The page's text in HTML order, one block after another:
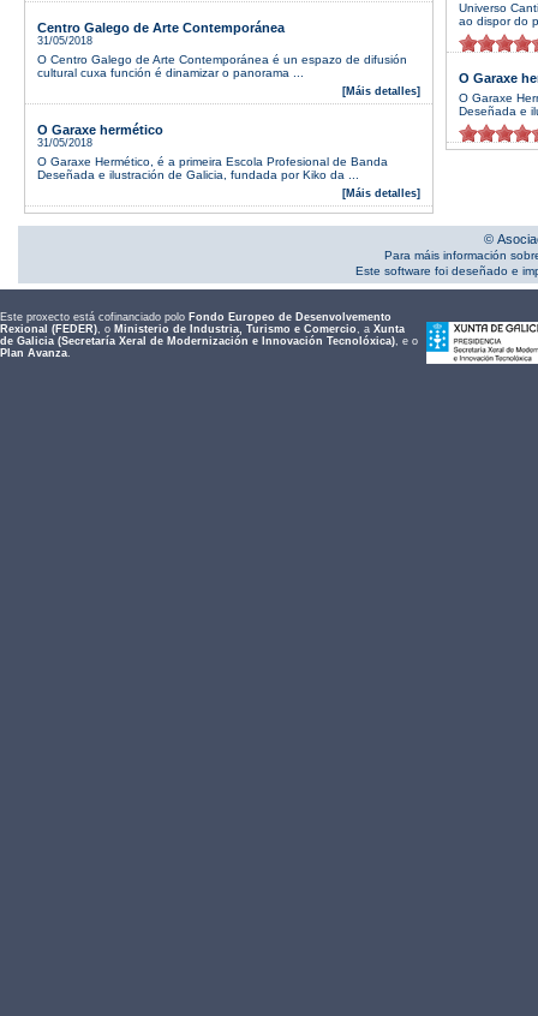
Centro Galego de Arte Contemporánea
31/05/2018
O Centro Galego de Arte Contemporánea é un espazo de difusión
cultural cuxa función é dinamizar o panorama ...
[Máis detalles]
O Garaxe hermético
31/05/2018
O Garaxe Hermético, é a primeira Escola Profesional de Banda
Deseñada e ilustración de Galicia, fundada por Kiko da ...
[Máis detalles]
Universo
ao dispor do
O Garaxe
O Garaxe
Deseñada e
©
Para máis información
Este software foi deseñado e
Este proxecto está cofinanciado polo Fondo Europeo de Desenvolvemento
Rexional (FEDER), o Ministerio de Industria, Turismo e Comercio, a Xunta
de Galicia (Secretaría Xeral de Modernización e Innovación Tecnolóxica), e o
Plan Avanza.